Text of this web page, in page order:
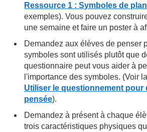
Ressource 1 : Symboles de plan
exemples). Vous pouvez
une semaine et faire un poster à
Demandez aux élèves de penser
symboles sont utilisés plutôt que
questionnaire peut vous aider à
l'importance des symboles. (Voir la
Utiliser le questionnement pour
pensée).
Demandez à présent à chaque
trois caractéristiques physiques